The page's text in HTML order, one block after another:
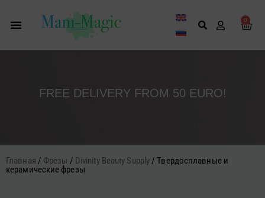
содержимому
0
FREE DELIVERY FROM 50 EURO!
Главная / Фрезы / Divinity Beauty Supply / Твердосплавные и
керамические фрезы